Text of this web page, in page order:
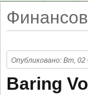
Опубликовано: Вт,
Baring